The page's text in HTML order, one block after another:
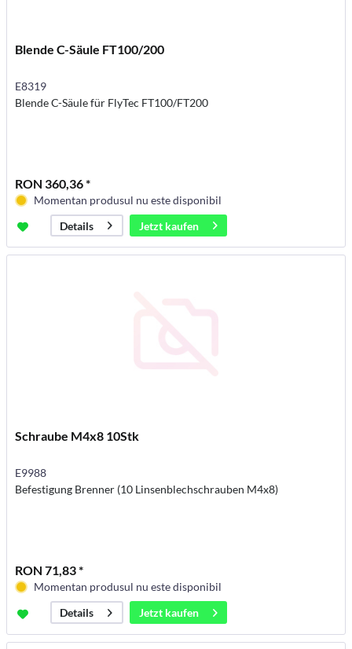
Blende C-Säule FT100/200
E8319
Blende C-Säule für FlyTec FT100/FT200
RON 360,36 *
Momentan produsul nu este disponibil
Details
Jetzt kaufen
Schraube M4x8 10Stk
E9988
Befestigung Brenner (10 Linsenblechschrauben M4x8)
RON 71,83 *
Momentan produsul nu este disponibil
Details
Jetzt kaufen